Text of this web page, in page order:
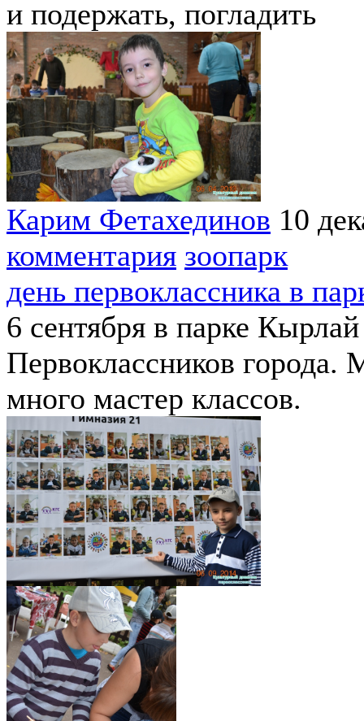
и подержать, погладить
Карим Фетахединов 10
комментария зоопарк
день первоклассника в
6 сентября в парке
Первоклассников
много мастер классов.